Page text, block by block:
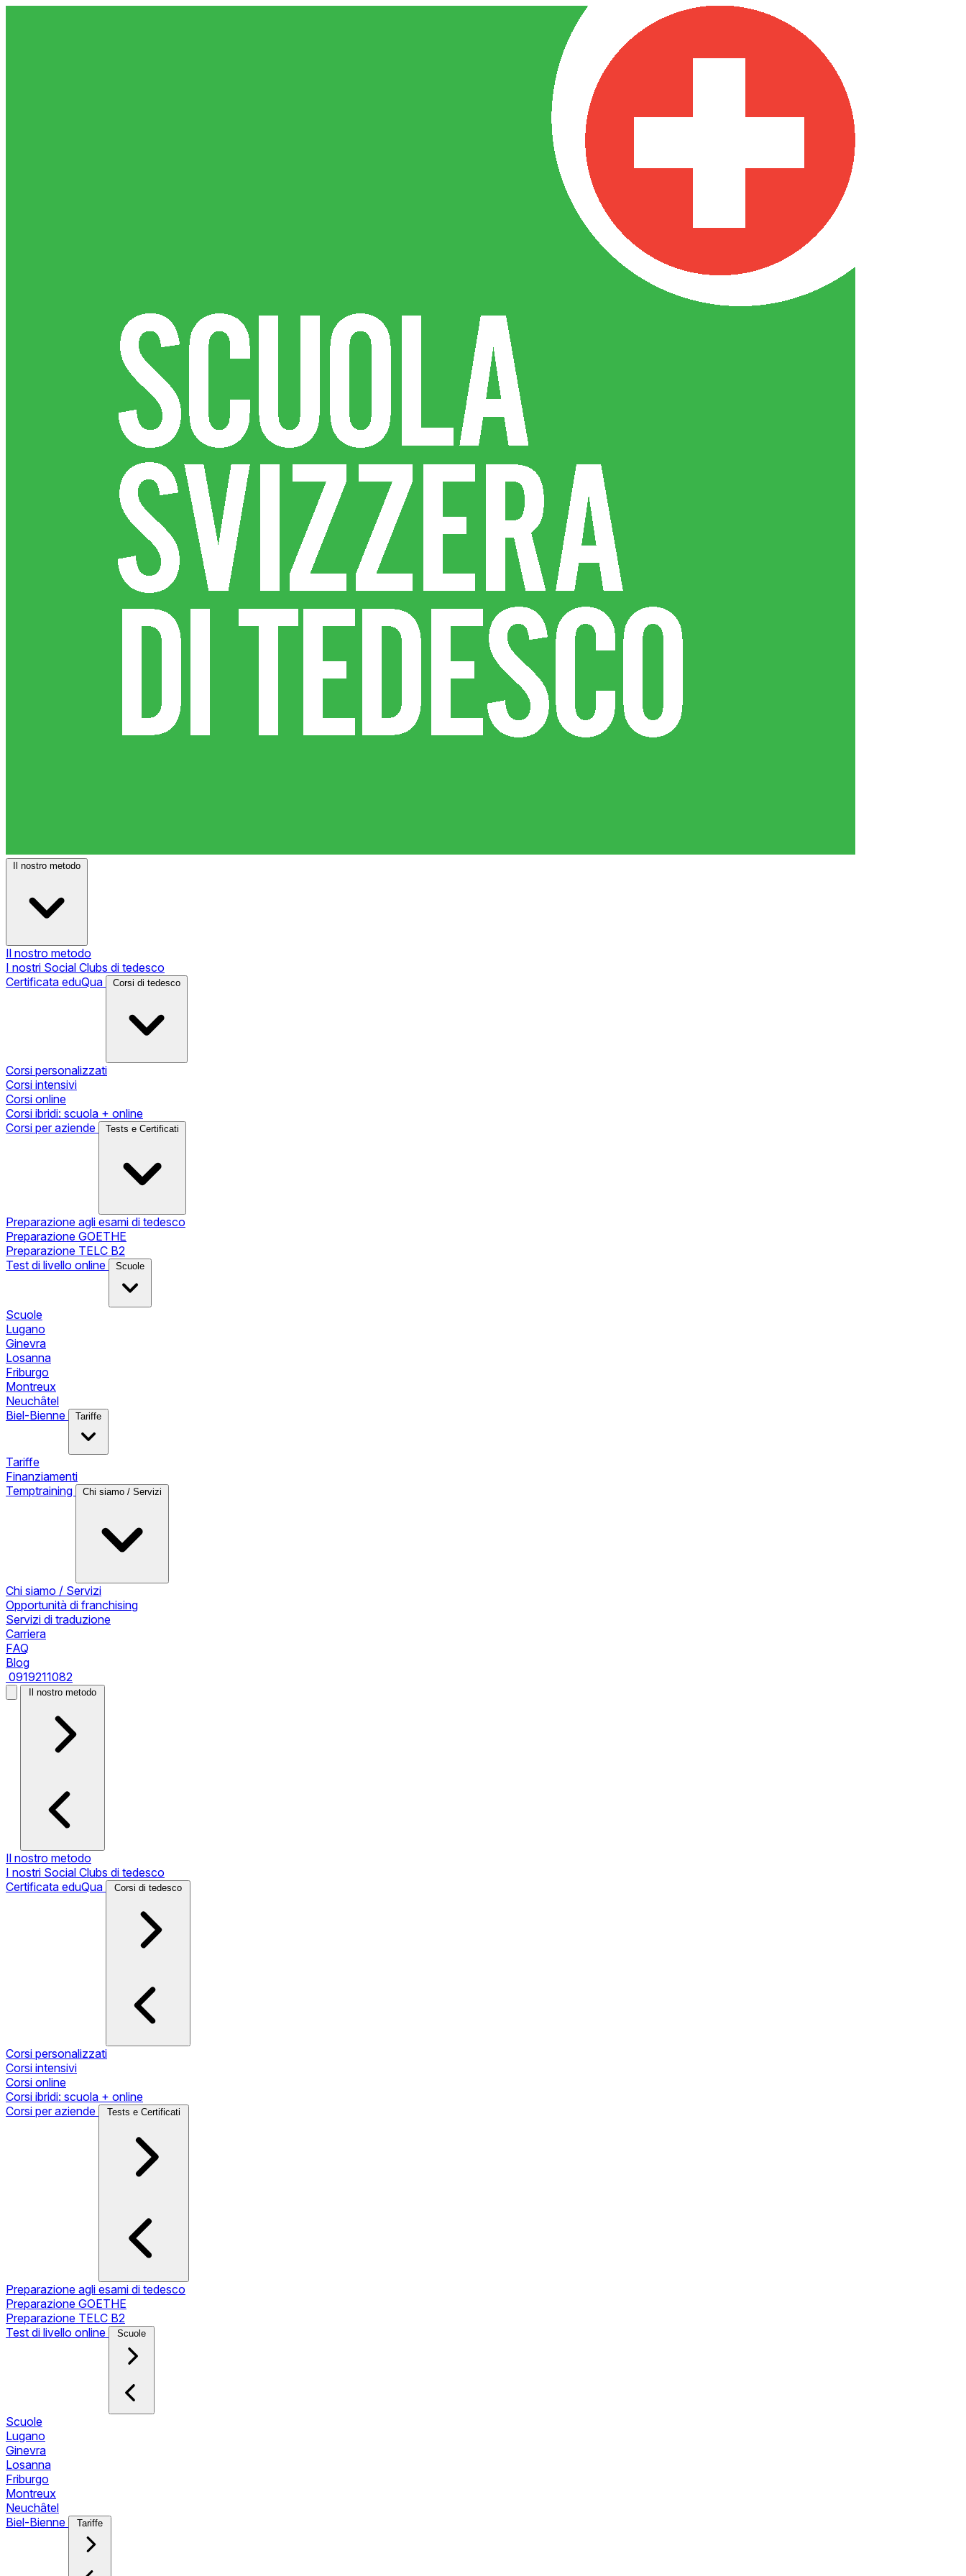
Il nostro metodo
Il nostro metodo
I nostri Social Clubs di tedesco
Certificata eduQua
Corsi di tedesco
Corsi personalizzati
Corsi intensivi
Corsi online
Corsi ibridi: scuola + online
Corsi per aziende
Tests e Certificati
Preparazione agli esami di tedesco
Preparazione GOETHE
Preparazione TELC B2
Test di livello online
Scuole
Scuole
Lugano
Ginevra
Losanna
Friburgo
Montreux
Neuchâtel
Biel-Bienne
Tariffe
Tariffe
Finanziamenti
Temptraining
Chi siamo / Servizi
Chi siamo / Servizi
Opportunità di franchising
Servizi di traduzione
Carriera
FAQ
Blog
0919211082
Il nostro metodo
Il nostro metodo
I nostri Social Clubs di tedesco
Certificata eduQua
Corsi di tedesco
Corsi personalizzati
Corsi intensivi
Corsi online
Corsi ibridi: scuola + online
Corsi per aziende
Tests e Certificati
Preparazione agli esami di tedesco
Preparazione GOETHE
Preparazione TELC B2
Test di livello online
Scuole
Scuole
Lugano
Ginevra
Losanna
Friburgo
Montreux
Neuchâtel
Biel-Bienne
Tariffe